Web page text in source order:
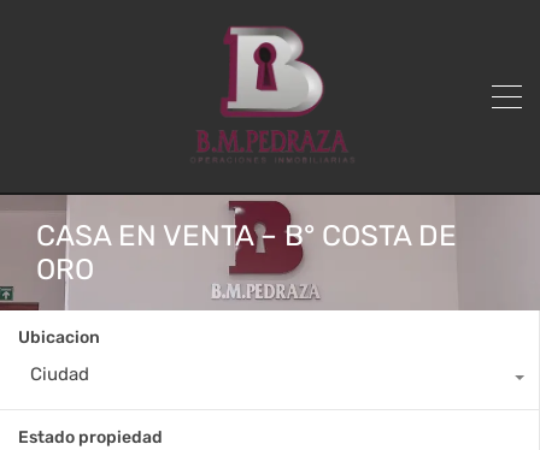
CASA EN VENTA – B° COSTA DE
ORO
Ubicacion
Ciudad
Estado propiedad